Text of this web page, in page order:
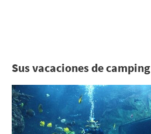
Sus vacaciones de camping